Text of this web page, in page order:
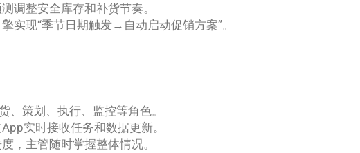
调整安全库存和补货节奏。
实现“季节日期触发→自动启动促销方案”。
、策划、执行、监控等角色。
实时接收任务和数据更新。
，主管随时掌握整体情况。